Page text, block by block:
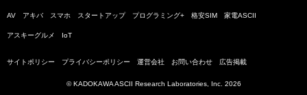
AV アキバ スマホ スタートアップ プログラミング+ 格安SIM 家電ASCII
アスキーグルメ IoT
サイトポリシー プライバシーポリシー 運営会社 お問い合わせ 広告掲載
© KADOKAWA ASCII Research Laboratories, Inc. 2026